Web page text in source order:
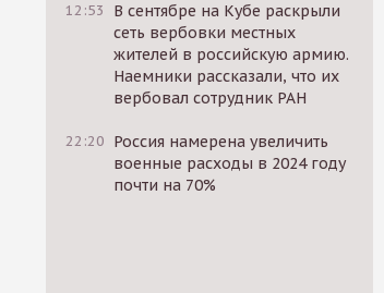
12:53
В сентябре на Кубе раскрыли
сеть вербовки местных
жителей в российскую армию.
Наемники рассказали, что их
вербовал сотрудник РАН
22:20 Россия намерена увеличить
военные расходы в 2024 году
почти на 70%